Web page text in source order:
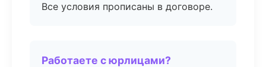
Все условия прописаны в договоре.
Работаете с юрлицами?